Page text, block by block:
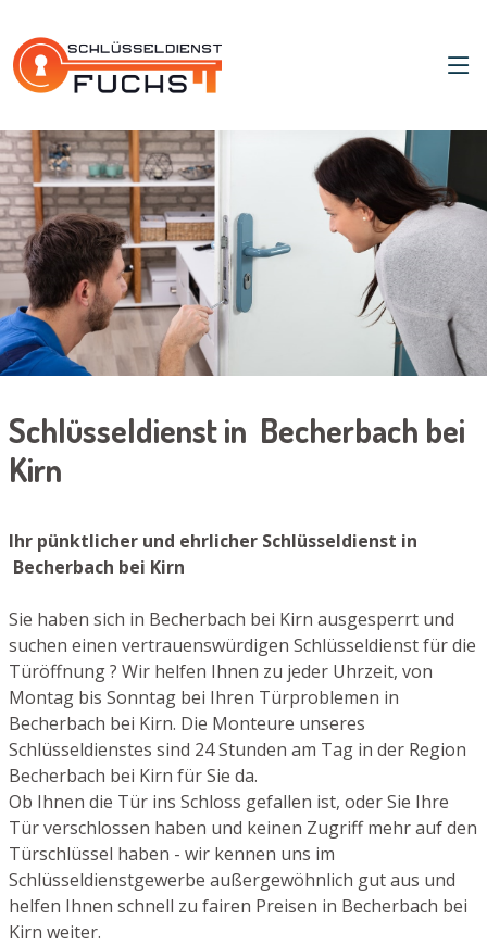
Schlüsseldienst in Becherbach bei
Kirn
Ihr pünktlicher und ehrlicher Schlüsseldienst in
Becherbach bei Kirn
Sie haben sich in Becherbach bei Kirn ausgesperrt und
suchen einen vertrauenswürdigen Schlüsseldienst für die
Türöffnung ? Wir helfen Ihnen zu jeder Uhrzeit, von
Montag bis Sonntag bei Ihren Türproblemen in
Becherbach bei Kirn. Die Monteure unseres
Schlüsseldienstes sind 24 Stunden am Tag in der Region
Becherbach bei Kirn für Sie da.
Ob Ihnen die Tür ins Schloss gefallen ist, oder Sie Ihre
Tür verschlossen haben und keinen Zugriff mehr auf den
Türschlüssel haben - wir kennen uns im
Schlüsseldienstgewerbe außergewöhnlich gut aus und
helfen Ihnen schnell zu fairen Preisen in Becherbach bei
Kirn weiter.